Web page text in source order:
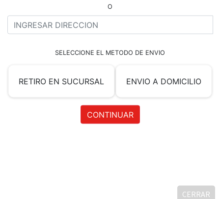
CERRAR
Productos relacionados